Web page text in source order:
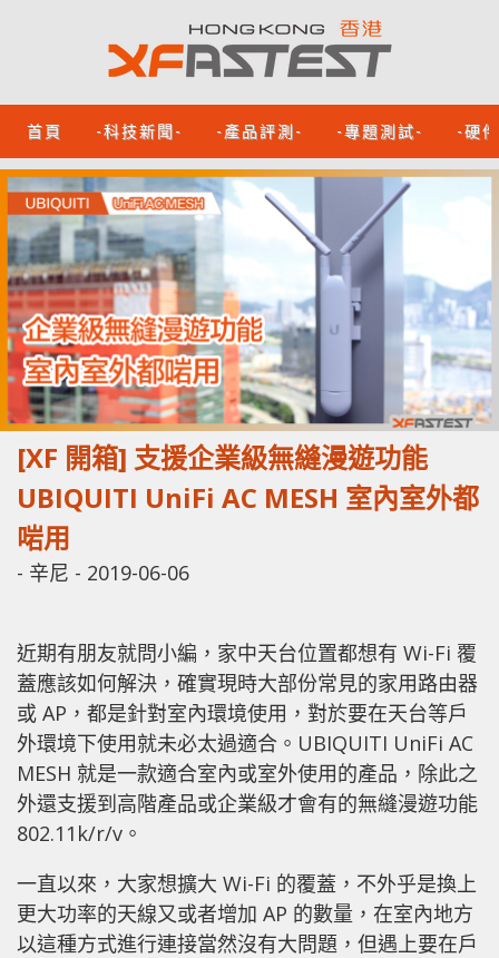
首頁 -科技新聞- -產品評測- -專題測試- -硬
[XF 開箱] 支援企業級無縫漫遊功能
UBIQUITI UniFi AC MESH 室內室外都
啱用
- 辛尼 - 2019-06-06
近期有朋友就問小編，家中天台位置都想有 Wi-Fi 覆
蓋應該如何解決，確實現時大部份常見的家用路由器
或 AP，都是針對室內環境使用，對於要在天台等戶
外環境下使用就未必太過適合。UBIQUITI UniFi AC
MESH 就是一款適合室內或室外使用的產品，除此之
外還支援到高階產品或企業級才會有的無縫漫遊功能
802.11k/r/v。
一直以來，大家想擴大 Wi-Fi 的覆蓋，不外乎是換上
更大功率的天線又或者增加 AP 的數量，在室內地方
以這種方式進行連接當然沒有大問題，但遇上要在戶